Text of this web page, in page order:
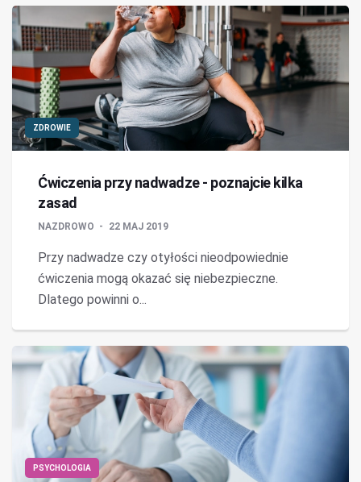
ZDROWIE
Ćwiczenia przy nadwadze - poznajcie kilka
zasad
NAZDROWO 22 MAJ 2019
Przy nadwadze czy otyłości nieodpowiednie
ćwiczenia mogą okazać się niebezpieczne.
Dlatego powinni o...
PSYCHOLOGIA